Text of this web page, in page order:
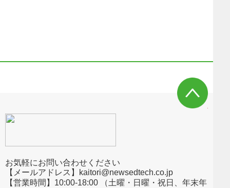
お気軽にお問い合わせください
【メールアドレス】kaitori@newsedtech.co.jp
【営業時間】10:00-18:00 （土曜・日曜・祝日、年末年